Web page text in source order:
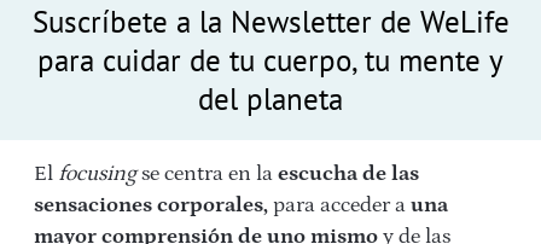
Suscríbete a la Newsletter de WeLife
para cuidar de tu cuerpo, tu mente y
del planeta
El focusingse centra en la escucha de las
sensaciones corporales, para acceder a una
mayor comprensión de uno mismo y de las